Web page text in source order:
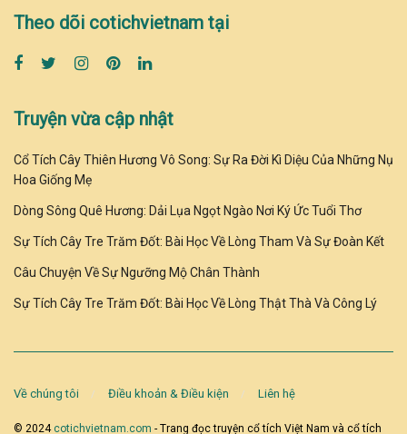
Theo dõi cotichvietnam tại
Truyện vừa cập nhật
Cổ Tích Cây Thiên Hương Vô Song: Sự Ra Đời Kì Diệu Của Những Nụ
Hoa Giống Mẹ
Dòng Sông Quê Hương: Dải Lụa Ngọt Ngào Nơi Ký Ức Tuổi Thơ
Sự Tích Cây Tre Trăm Đốt: Bài Học Về Lòng Tham Và Sự Đoàn Kết
Câu Chuyện Về Sự Ngưỡng Mộ Chân Thành
Sự Tích Cây Tre Trăm Đốt: Bài Học Về Lòng Thật Thà Và Công Lý
Về chúng tôi Điều khoản & Điều kiện Liên hệ
© 2024cotichvietnam.com - Trang đọc truyện cổ tích Việt Nam và cổ tích